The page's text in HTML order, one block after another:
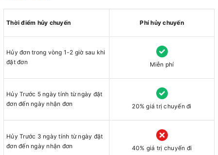
Thời điểm hủy chuyến Phí hủy chuyến
Hủy đơn trong vòng 1-2 giờ sau khi
đặt đơn
Miễn phí
Hủy Trước 5 ngày tính từ ngày đặt
đơn đến ngày nhận đơn
20% giá trị chuyến đi
Hủy Trước 3 ngày tính từ ngày đặt
đơn đến ngày nhận đơn
40% giá trị chuyến đi